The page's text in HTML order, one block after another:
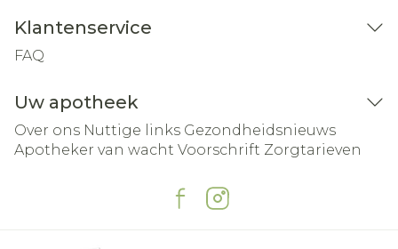
Klantenservice
FAQ
Uw apotheek
Over ons Nuttige links Gezondheidsnieuws
Apotheker van wacht Voorschrift Zorgtarieven